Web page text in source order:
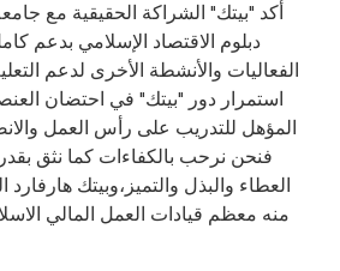
أكد "بيتك" الشراكة الحقيقية مع
دبلوم الاقتصاد الإسلامي بدعم
الفعاليات والأنشطة الأخرى لدعم
استمرار دور "بيتك" في احتضان
المؤهل للتدريب على رأس العمل
فنحن نرحب بالكفاءات كما نثق
العطاء والبذل والتميز،وبيتك هارفارد
منه معظم قيادات العمل المالي